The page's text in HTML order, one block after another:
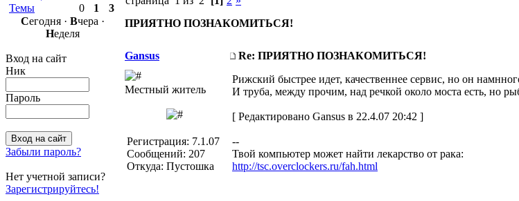
Темы
0 1
3
Сегодня · Вчера ·
Неделя
Вход на сайт
Ник
Пароль
Забыли пароль?
Нет учетной записи?
Зарегистрируйтесь!
ПРИЯТНО ПОЗНАКОМИТЬСЯ!
Gansus Re: ПРИЯТНО ПОЗНАКОМИТЬСЯ!
Местный житель
Регистрация: 7.1.07
Сообщений: 207
Откуда: Пустошка
Рижский быстрее идет, качественнее сервис, но он
И труба, между прочим, над речкой около моста есть, но
[ Редактировано Gansus в 22.4.07 20:42 ]
--
Твой компьютер может найти лекарство от рака:
http://tsc.overclockers.ru/fah.html